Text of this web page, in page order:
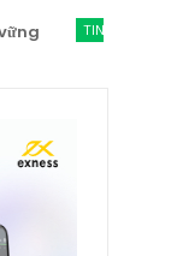
TIN TỨC BẢO HIỂM